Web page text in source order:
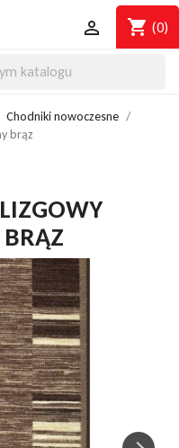
shopping_cart (0)

Chodniki nowoczesne
brąz